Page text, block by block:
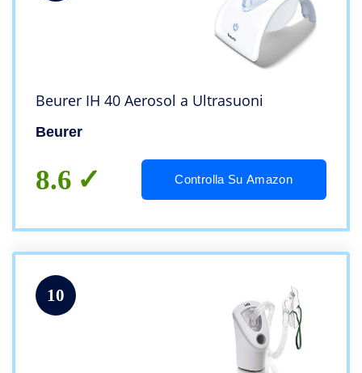
Beurer IH 40 Aerosol a Ultrasuoni
Beurer
8.6 Controlla Su Amazon
10